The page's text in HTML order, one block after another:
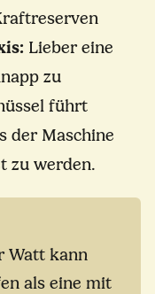
Lieber eine
zu
führt
der Maschine
zu werden.
Watt kann
als eine mit